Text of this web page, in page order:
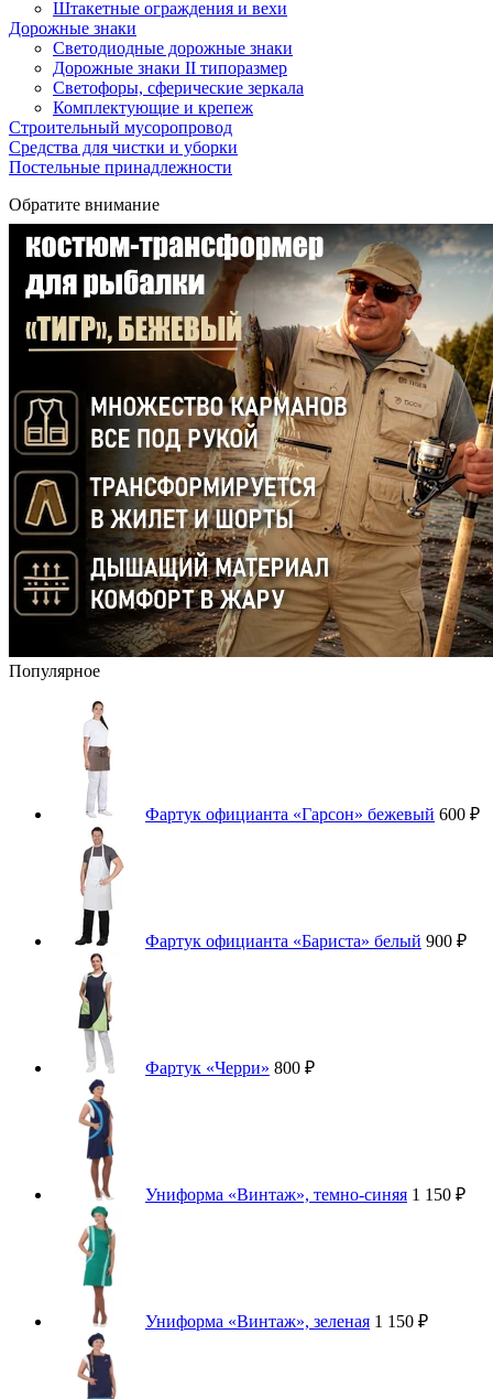
Штакетные ограждения и вехи
Дорожные знаки
Светодиодные дорожные знаки
Дорожные знаки II типоразмер
Светофоры, сферические зеркала
Комплектующие и крепеж
Строительный мусоропровод
Средства для чистки и уборки
Постельные принадлежности
Обратите внимание
Популярное
Фартук официанта «Гарсон» бежевый 600 ₽
Фартук официанта «Бариста» белый 900 ₽
Фартук «Черри» 800 ₽
Униформа «Винтаж», темно-синяя 1 150 ₽
Униформа «Винтаж», зеленая 1 150 ₽